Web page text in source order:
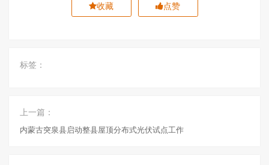
收藏 点赞
标签：
上一篇：
内蒙古突泉县启动整县屋顶分布式光伏试点工作